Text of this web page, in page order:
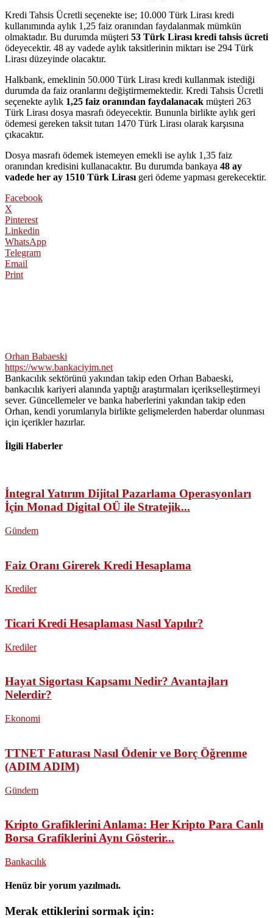
Kredi Tahsis Ücretli seçenekte ise; 10.000 Türk Lirası kredi
kullanımında aylık 1,25 faiz oranından faydalanmak mümkün
olmaktadır. Bu durumda müşteri 53 Türk Lirası kredi tahsis ücreti
ödeyecektir. 48 ay vadede aylık taksitlerinin miktarı ise 294 Türk
Lirası düzeyinde olacaktır.
Halkbank, emeklinin 50.000 Türk Lirası kredi kullanmak istediği
durumda da faiz oranlarını değiştirmemektedir. Kredi Tahsis Ücretli
seçenekte aylık 1,25 faiz oranından faydalanacak müşteri 263
Türk Lirası dosya masrafı ödeyecektir. Bununla birlikte aylık geri
ödemesi gereken taksit tutarı 1470 Türk Lirası olarak karşısına
çıkacaktır.
Dosya masrafı ödemek istemeyen emekli ise aylık 1,35 faiz
oranından kredisini kullanacaktır. Bu durumda bankaya 48 ay
vadede her ay 1510 Türk Lirası geri ödeme yapması gerekecektir.
Facebook
X
Pinterest
Linkedin
WhatsApp
Telegram
Email
Print
Orhan Babaeski
https://www.bankaciyim.net
Bankacılık sektörünü yakından takip eden Orhan Babaeski,
bankacılık kariyeri alanında yaptığı araştırmaları içerikselleştirmeyi
sever. Güncellemeler ve banka haberlerini yakından takip eden
Orhan, kendi yorumlarıyla birlikte gelişmelerden haberdar olunması
için içerikler hazırlar.
İlgili Haberler
İntegral Yatırım Dijital Pazarlama Operasyonları
İçin Monad Digital OÜ ile Stratejik...
Gündem
Faiz Oranı Girerek Kredi Hesaplama
Krediler
Ticari Kredi Hesaplaması Nasıl Yapılır?
Krediler
Hayat Sigortası Kapsamı Nedir? Avantajları
Nelerdir?
Ekonomi
TTNET Faturası Nasıl Ödenir ve Borç Öğrenme
(ADIM ADIM)
Gündem
Kripto Grafiklerini Anlama: Her Kripto Para Canlı
Borsa Grafiklerini Aynı Gösterir...
Bankacılık
Henüz bir yorum yazılmadı.
Merak ettiklerini sormak için: